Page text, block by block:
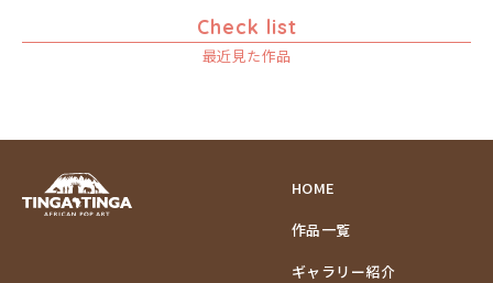
Check list
最近見た作品
HOME
作品一覧
ギャラリー紹介